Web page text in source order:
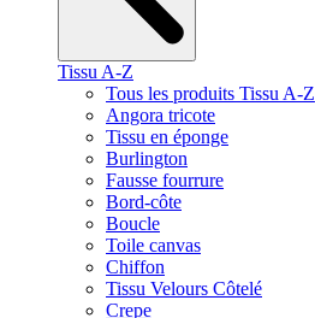
Tissu A-Z
Tous les produits Tissu A-Z
Angora tricote
Tissu en éponge
Burlington
Fausse fourrure
Bord-côte
Boucle
Toile canvas
Chiffon
Tissu Velours Côtelé
Crepe